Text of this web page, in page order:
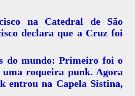
na Catedral de São
declara que a Cruz foi
do mundo: Primeiro foi o
roqueira punk. Agora
entrou na Capela Sistina,